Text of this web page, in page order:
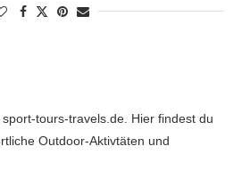
tours-travels.de. Hier findest du
Outdoor-Aktivtäten und